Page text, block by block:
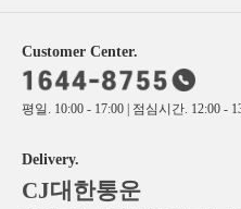
Customer Center.
평일. 10:00 - 17:00 | 점심시간. 12:00 -
Delivery.
CJ대한통운